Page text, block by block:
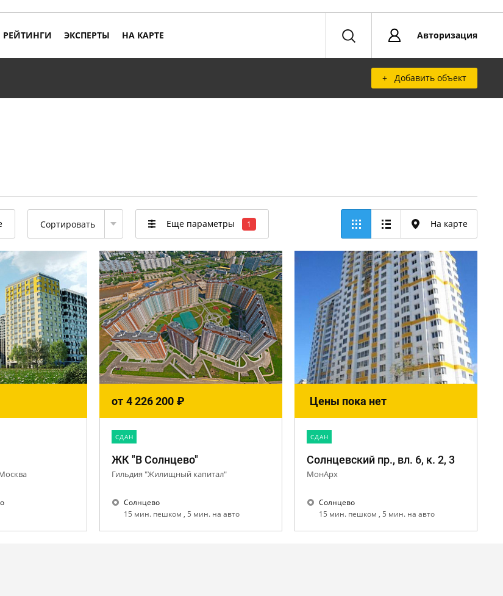
РЕЙТИНГИ ЭКСПЕРТЫ НА КАРТЕ Авторизация
+ Добавить объект
Сортировать Еще параметры 1 На карте
от 4 226 200 ₽
CДАН
ЖК "В Солнцево"
Гильдия "Жилищный капитал"
Солнцево
15 мин. пешком , 5 мин. на авто
Цены пока нет
CДАН
Солнцевский пр., вл. 6, к. 2, 3
МонАрх
Солнцево
15 мин. пешком , 5 мин. на авто